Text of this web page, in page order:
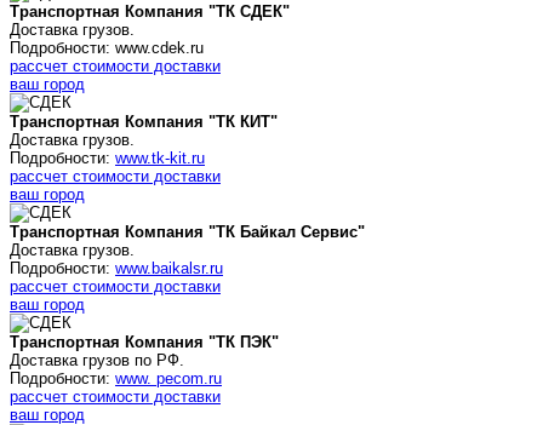
Транспортная Компания "ТК СДЕК"
Доставка грузов.
Подробности: www.cdek.ru
рассчет стоимости доставки
ваш город
Транспортная Компания "ТК КИТ"
Доставка грузов.
Подробности: www.tk-kit.ru
рассчет стоимости доставки
ваш город
Транспортная Компания "ТК Байкал Сервис"
Доставка грузов.
Подробности: www.baikalsr.ru
рассчет стоимости доставки
ваш город
Транспортная Компания "ТК ПЭК"
Доставка грузов по РФ.
Подробности: www. pecom.ru
рассчет стоимости доставки
ваш город